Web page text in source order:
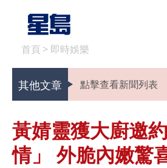
首頁 > 即時娛樂
其他文章 點擊查看新聞列表
黃婧靈獲大廚邀
情」 外脆內嫩驚